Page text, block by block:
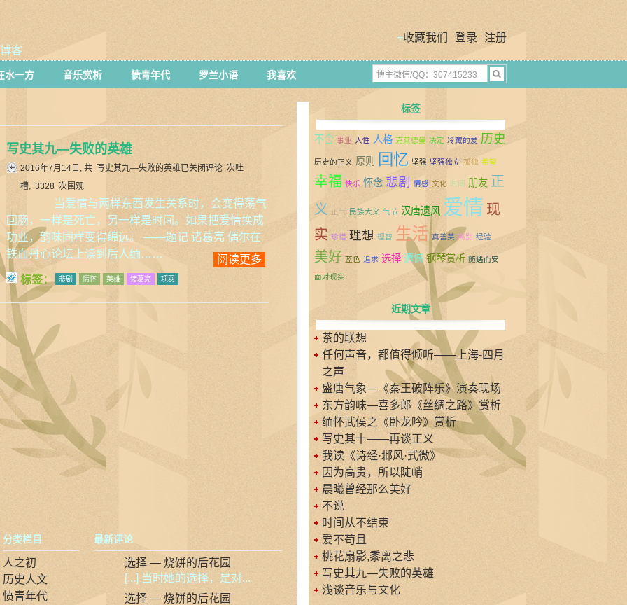
客
注册
登录
+收藏我们
水一方 音乐赏析 愤青年代 罗兰小语 我喜欢
写史其九—失败的英雄
2016年7月14日, 共 写史其九—失败的英雄已关闭评论 次吐
槽, 3328 次围观
当爱情与两样东西发生关系时，会变得荡气
回肠，一样是死亡，另一样是时间。如果把爱情换成
功业，韵味同样变得绵远。 ——题记 诸葛亮 偶尔在
铁血丹心论坛上读到后人缅……
阅读更多
标签：
悲剧 情怀 英雄 诸葛亮 项羽
分类栏目
人之初
历史人文
愤青年代
最新评论
选择 — 烧饼的后花园
[...] 当时她的选择，是对...
选择 — 烧饼的后花园
标签
不舍 事业 人性 人格 克莱德曼 决定 冷藏的爱 历史
历史的正义 原则 回忆 坚强 坚强独立 孤独 希望
幸福 快乐 怀念 悲剧 情感 文化 时间 朋友 正
义
正气 民族大义 气节 汉唐遗风 爱情 现
实 珍惜 理想 理智 生活 真善美 离别 经验
美好 蓝色 追求 选择 遗憾 钢琴赏析 随遇而安
面对现实
近期文章
茶的联想
任何声音，都值得倾听——上海-四月
之声
盛唐气象—《秦王破阵乐》演奏现场
东方韵味—喜多郎《丝绸之路》赏析
缅怀武侯之《卧龙吟》赏析
写史其十——再谈正义
我读《诗经·邶风·式微》
因为高贵，所以陡峭
晨曦曾经那么美好
不说
时间从不结束
爱不苟且
桃花扇影,黍离之悲
写史其九—失败的英雄
浅谈音乐与文化